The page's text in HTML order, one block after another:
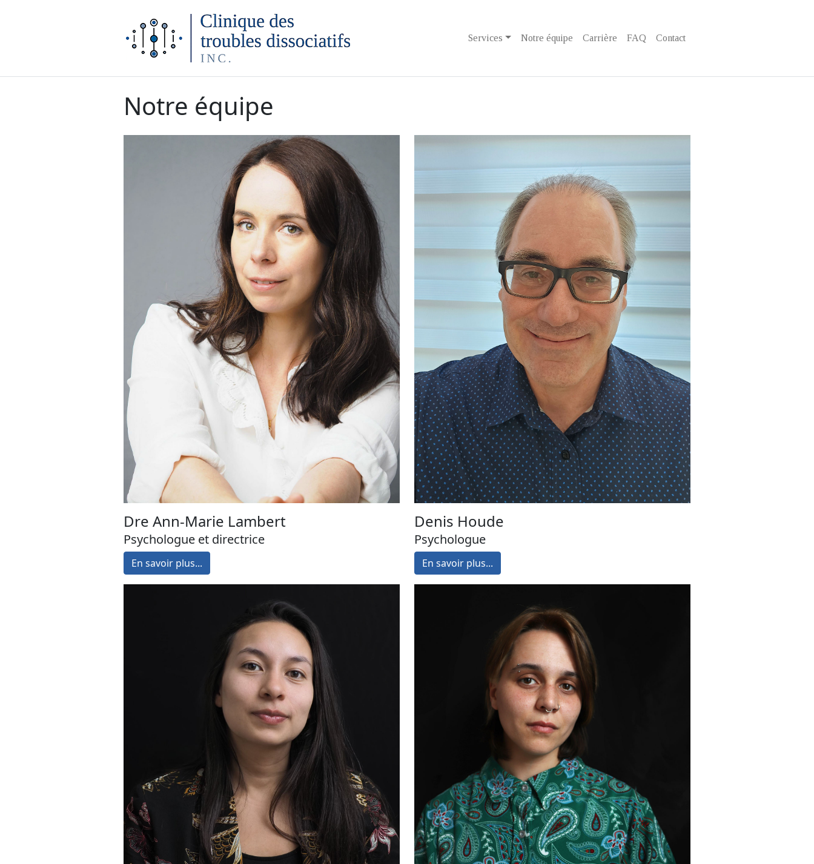
Main Navigation Services Notre équipe Carrière FAQ Contact
Notre équipe
Dre Ann-Marie Lambert
Psychologue et directrice
En savoir plus...
Denis Houde
Psychologue
En savoir plus...